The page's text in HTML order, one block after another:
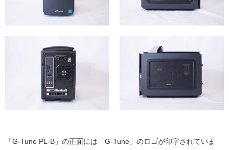
「G-Tune PL-B」の正面には「G-Tune」のロゴが印字されていま